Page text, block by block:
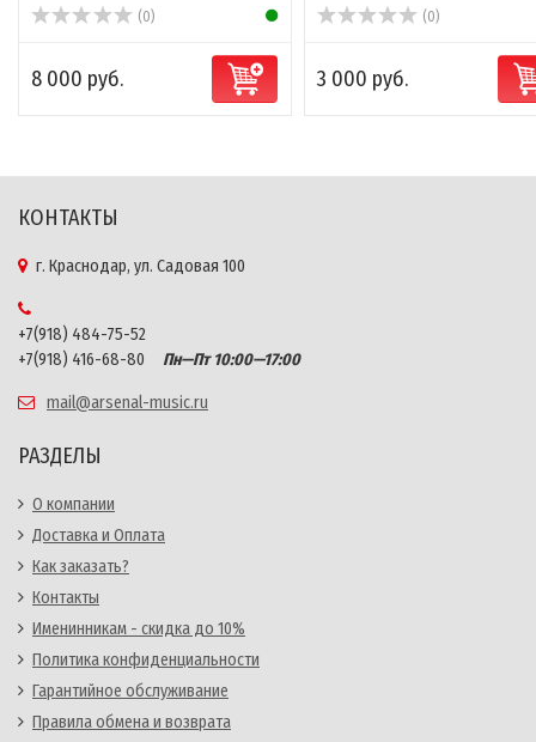
(0)
8 000 руб.
(0)
3 000 руб.
КОНТАКТЫ
г. Краснодар, ул. Садовая 100
+7(918) 484-75-52
+7(918) 416-68-80
Пн—Пт 10:00—17:00
mail@arsenal-music.ru
РАЗДЕЛЫ
О компании
Доставка и Оплата
Как заказать?
Контакты
Именинникам - скидка до 10%
Политика конфиденциальности
Гарантийное обслуживание
Правила обмена и возврата